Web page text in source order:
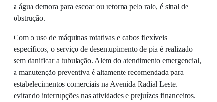
a água demora para escoar ou retorna pelo ralo, é sinal de
obstrução.
Com o uso de máquinas rotativas e cabos flexíveis
específicos, o serviço de desentupimento de pia é realizado
sem danificar a tubulação. Além do atendimento emergencial,
a manutenção preventiva é altamente recomendada para
estabelecimentos comerciais na Avenida Radial Leste,
evitando interrupções nas atividades e prejuízos financeiros.